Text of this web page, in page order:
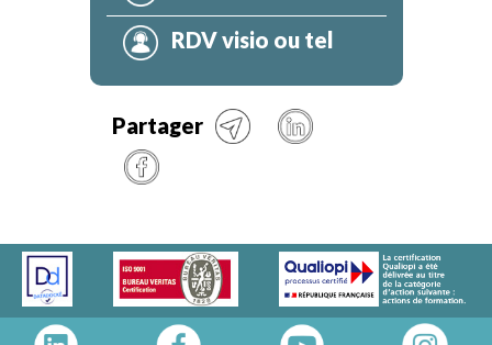
RDV visio ou tel
Partager